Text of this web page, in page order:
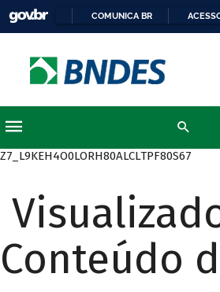
COMUNICA BR
Z7_L9KEH4O0LORH80ALCLTPF80S67
Conteúdo